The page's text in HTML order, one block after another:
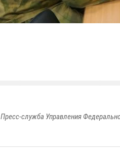
Пресс-служба Управления